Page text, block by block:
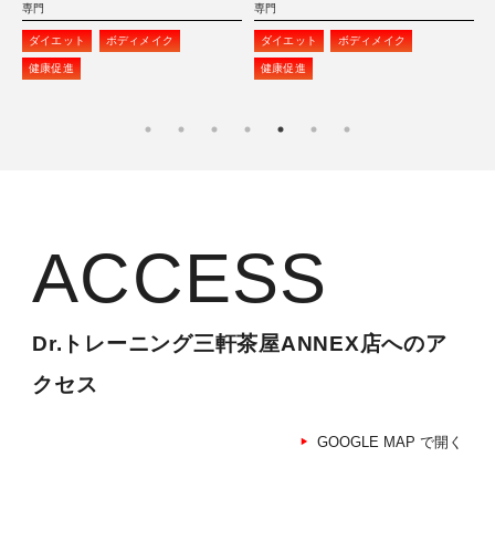
専門
ダイエット ボディメイク
健康促進
専門
ダイエット ボディメイク
健康促進
ACCESS
Dr.トレーニング三軒茶屋ANNEX店へのア
クセス
GOOGLE MAP で開く